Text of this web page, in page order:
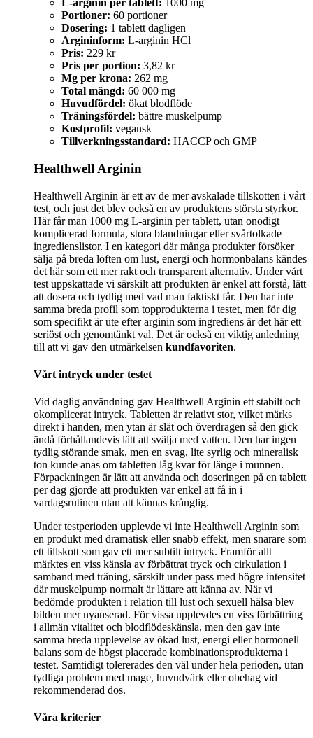
L-arginin per tablett: 1000 mg
Portioner: 60 portioner
Dosering: 1 tablett dagligen
Argininform: L-arginin HCl
Pris: 229 kr
Pris per portion: 3,82 kr
Mg per krona: 262 mg
Total mängd: 60 000 mg
Huvudfördel: ökat blodflöde
Träningsfördel: bättre muskelpump
Kostprofil: vegansk
Tillverkningsstandard: HACCP och GMP
Healthwell Arginin
Healthwell Arginin är ett av de mer avskalade tillskotten i vårt
test, och just det blev också en av produktens största styrkor.
Här får man 1000 mg L-arginin per tablett, utan onödigt
komplicerad formula, stora blandningar eller svårtolkade
ingredienslistor. I en kategori där många produkter försöker
sälja på breda löften om lust, energi och hormonbalans kändes
det här som ett mer rakt och transparent alternativ. Under vårt
test uppskattade vi särskilt att produkten är enkel att förstå, lätt
att dosera och tydlig med vad man faktiskt får. Den har inte
samma breda profil som topprodukterna i testet, men för dig
som specifikt är ute efter arginin som ingrediens är det här ett
seriöst och genomtänkt val. Det är också en viktig anledning
till att vi gav den utmärkelsen kundfavoriten.
Vårt intryck under testet
Vid daglig användning gav Healthwell Arginin ett stabilt och
okomplicerat intryck. Tabletten är relativt stor, vilket märks
direkt i handen, men ytan är slät och överdragen så den gick
ändå förhållandevis lätt att svälja med vatten. Den har ingen
tydlig störande smak, men en svag, lite syrlig och mineralisk
ton kunde anas om tabletten låg kvar för länge i munnen.
Förpackningen är lätt att använda och doseringen på en tablett
per dag gjorde att produkten var enkel att få in i
vardagsrutinen utan att kännas krånglig.
Under testperioden upplevde vi inte Healthwell Arginin som
en produkt med dramatisk eller snabb effekt, men snarare som
ett tillskott som gav ett mer subtilt intryck. Framför allt
märktes en viss känsla av förbättrat tryck och cirkulation i
samband med träning, särskilt under pass med högre intensitet
där muskelpump normalt är lättare att känna av. När vi
bedömde produkten i relation till lust och sexuell hälsa blev
bilden mer nyanserad. För vissa upplevdes en viss förbättring
i allmän vitalitet och blodflödeskänsla, men den gav inte
samma breda upplevelse av ökad lust, energi eller hormonell
balans som de högst placerade kombinationsprodukterna i
testet. Samtidigt tolererades den väl under hela perioden, utan
tydliga problem med mage, huvudvärk eller obehag vid
rekommenderad dos.
Våra kriterier